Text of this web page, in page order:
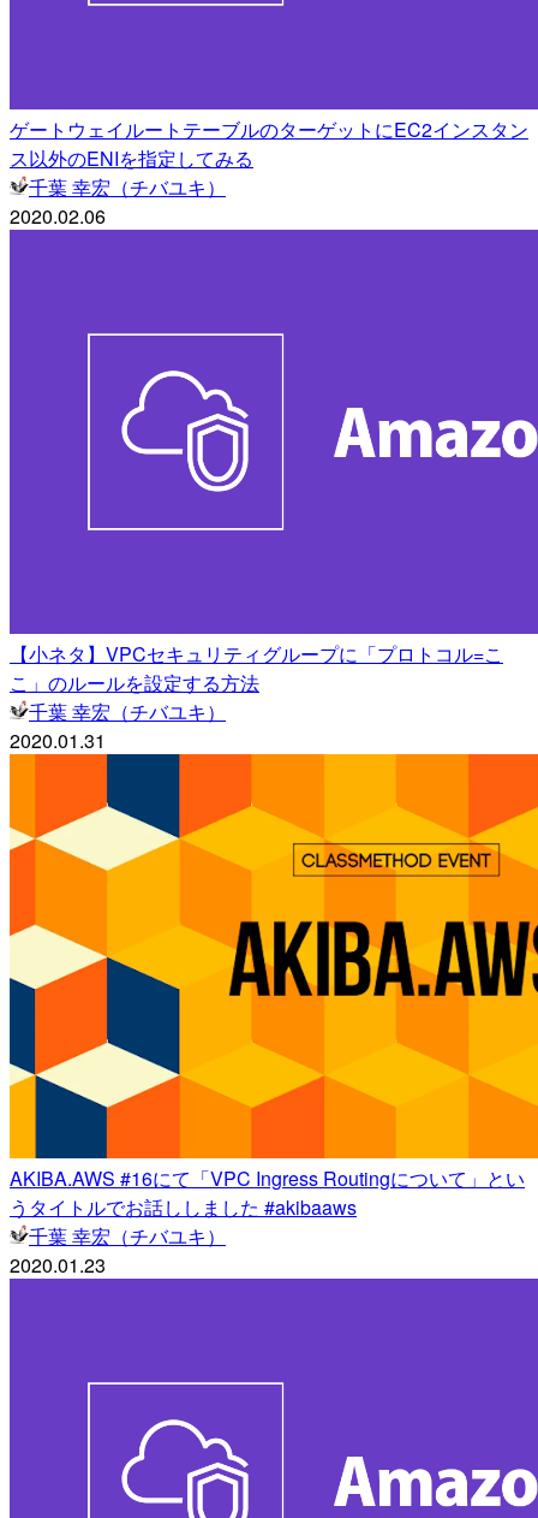
ゲートウェイルートテーブルのターゲットにEC2インスタン
ス以外のENIを指定してみる
千葉 幸宏（チバユキ）
2020.02.06
【小ネタ】VPCセキュリティグループに「プロトコル=こ
こ」のルールを設定する方法
千葉 幸宏（チバユキ）
2020.01.31
AKIBA.AWS #16にて「VPC Ingress Routingについて」とい
うタイトルでお話ししました #akibaaws
千葉 幸宏（チバユキ）
2020.01.23